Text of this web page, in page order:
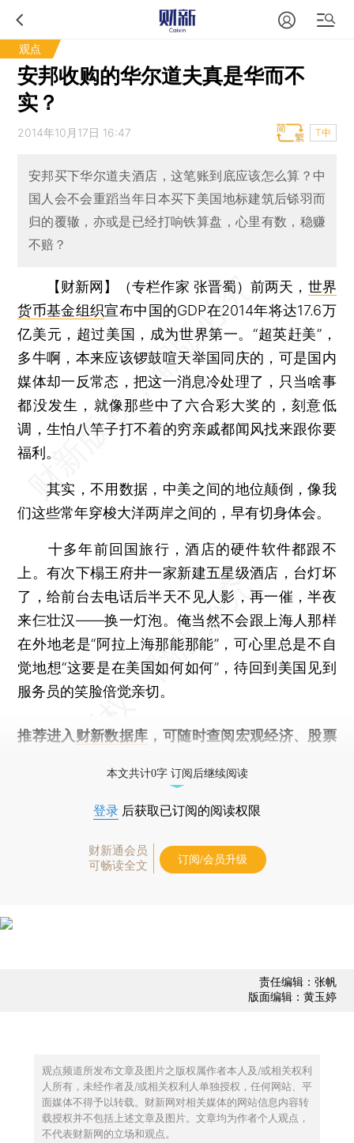
观点
安邦收购的华尔道夫真是华而不
实？
2014年10月17日 16:47 T中
安邦买下华尔道夫酒店，这笔账到底应该怎么算？中
国人会不会重蹈当年日本买下美国地标建筑后铩羽而
归的覆辙，亦或是已经打响铁算盘，心里有数，稳赚
不赔？
【财新网】（专栏作家 张晋蜀）前两天， 世界
货币基金组织宣布中国的GDP在2014年将达17.6万
亿美元，超过美国，成为世界第一。“超英赶美”，
多牛啊，本来应该锣鼓喧天举国同庆的，可是国内
媒体却一反常态，把这一消息冷处理了，只当啥事
都没发生，就像那些中了六合彩大奖的，刻意低
调，生怕八竿子打不着的穷亲戚都闻风找来跟你要
福利。
其实，不用数据，中美之间的地位颠倒，像我
们这些常年穿梭大洋两岸之间的，早有切身体会。
十多年前回国旅行，酒店的硬件软件都跟不
上。有次下榻王府井一家新建五星级酒店，台灯坏
了，给前台去电话后半天不见人影，再一催，半夜
来仨壮汉——换一灯泡。俺当然不会跟上海人那样
在外地老是“阿拉上海那能那能”，可心里总是不自
觉地想“这要是在美国如何如何”，待回到美国见到
服务员的笑脸倍觉亲切。
推荐进入 财新数据库 ，可随时查阅宏观经济、股票
本文共计0字 订阅后继续阅读
登录 后获取已订阅的阅读权限
财新通会员
可畅读全文
订阅/会员升级
责任编辑：张帆
版面编辑：黄玉婷
观点频道所发布文章及图片之版权属作者本人及/或相关权利
人所有，未经作者及/或相关权利人单独授权，任何网站、平
面媒体不得予以转载。财新网对相关媒体的网站信息内容转
载授权并不包括上述文章及图片。文章均为作者个人观点，
不代表财新网的立场和观点。